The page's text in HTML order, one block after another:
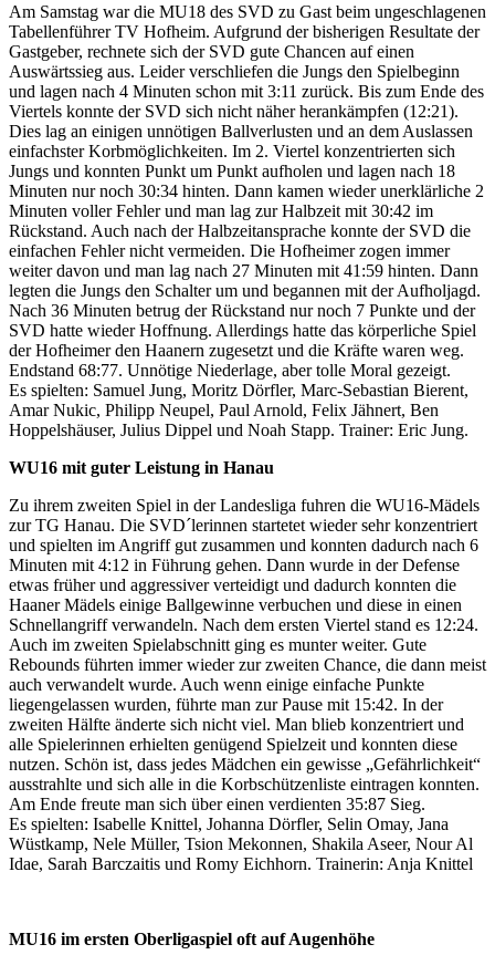
Am Samstag war die MU18 des SVD zu Gast beim ungeschlagenen
Tabellenführer TV Hofheim. Aufgrund der bisherigen Resultate der
Gastgeber, rechnete sich der SVD gute Chancen auf einen
Auswärtssieg aus. Leider verschliefen die Jungs den Spielbeginn
und lagen nach 4 Minuten schon mit 3:11 zurück. Bis zum Ende des
Viertels konnte der SVD sich nicht näher herankämpfen (12:21).
Dies lag an einigen unnötigen Ballverlusten und an dem Auslassen
einfachster Korbmöglichkeiten. Im 2. Viertel konzentrierten sich
Jungs und konnten Punkt um Punkt aufholen und lagen nach 18
Minuten nur noch 30:34 hinten. Dann kamen wieder unerklärliche 2
Minuten voller Fehler und man lag zur Halbzeit mit 30:42 im
Rückstand. Auch nach der Halbzeitansprache konnte der SVD die
einfachen Fehler nicht vermeiden. Die Hofheimer zogen immer
weiter davon und man lag nach 27 Minuten mit 41:59 hinten. Dann
legten die Jungs den Schalter um und begannen mit der Aufholjagd.
Nach 36 Minuten betrug der Rückstand nur noch 7 Punkte und der
SVD hatte wieder Hoffnung. Allerdings hatte das körperliche Spiel
der Hofheimer den Haanern zugesetzt und die Kräfte waren weg.
Endstand 68:77. Unnötige Niederlage, aber tolle Moral gezeigt.
Es spielten: Samuel Jung, Moritz Dörfler, Marc-Sebastian Bierent,
Amar Nukic, Philipp Neupel, Paul Arnold, Felix Jähnert, Ben
Hoppelshäuser, Julius Dippel und Noah Stapp. Trainer: Eric Jung.
WU16 mit guter Leistung in Hanau
Zu ihrem zweiten Spiel in der Landesliga fuhren die WU16-Mädels
zur TG Hanau. Die SVD´lerinnen startetet wieder sehr konzentriert
und spielten im Angriff gut zusammen und konnten dadurch nach 6
Minuten mit 4:12 in Führung gehen. Dann wurde in der Defense
etwas früher und aggressiver verteidigt und dadurch konnten die
Haaner Mädels einige Ballgewinne verbuchen und diese in einen
Schnellangriff verwandeln. Nach dem ersten Viertel stand es 12:24.
Auch im zweiten Spielabschnitt ging es munter weiter. Gute
Rebounds führten immer wieder zur zweiten Chance, die dann meist
auch verwandelt wurde. Auch wenn einige einfache Punkte
liegengelassen wurden, führte man zur Pause mit 15:42. In der
zweiten Hälfte änderte sich nicht viel. Man blieb konzentriert und
alle Spielerinnen erhielten genügend Spielzeit und konnten diese
nutzen. Schön ist, dass jedes Mädchen ein gewisse „Gefährlichkeit“
ausstrahlte und sich alle in die Korbschützenliste eintragen konnten.
Am Ende freute man sich über einen verdienten 35:87 Sieg.
Es spielten: Isabelle Knittel, Johanna Dörfler, Selin Omay, Jana
Wüstkamp, Nele Müller, Tsion Mekonnen, Shakila Aseer, Nour Al
Idae, Sarah Barczaitis und Romy Eichhorn. Trainerin: Anja Knittel
MU16 im ersten Oberligaspiel oft auf Augenhöhe